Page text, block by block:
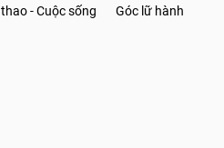
- Cuộc sống
Góc lữ hành